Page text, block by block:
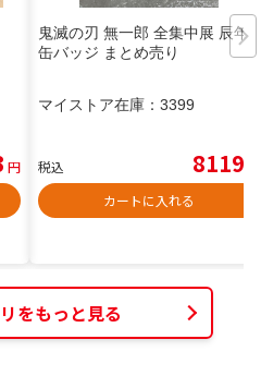
円
鬼滅の刃 無一郎 全集中展 辰年
缶バッジ まとめ売り
マイストア在庫： 3399
税込 8119
カートに入れる
をもっと見る